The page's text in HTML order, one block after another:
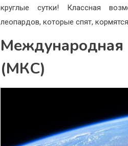
круглые сутки! Классная
леопардов, которые спят,
Международная
(МКС)